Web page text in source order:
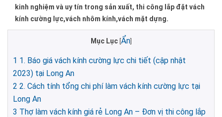
kinh nghiệm và uy tín trong sản xuất, thi công lắp đặt vách
kính cường lực,vách nhôm kính,vách mặt dựng.
Mục Lục Ẩn]
1 1. Báo giá vách kính cường lực chi tiết (cập nhật
2023) tại Long An
2 2. Cách tính tổng chi phí làm vách kính cường lực tại
Long An
3 Thợ làm vách kính giá rẻ Long An – Đơn vị thi công lắp